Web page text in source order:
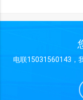
电联15031560143，